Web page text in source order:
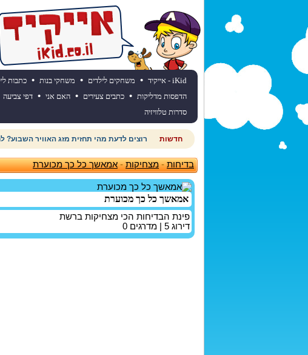
iKid - אייקיד • משחקים לילדים • משחקי בנות • כתבות
הדפסות מדליקות • כתבים צעירים • האם אני • דפי צביעה
סדרות טלוויזיה
חדשות רוצים לדעת מהי תחזית מזג האוויר השבוע?
בדיחות-מצחיקות-אמאשך כל כך מכוערת
אמאשך כל כך מכוערת
פינת הבדיחות הכי מצחיקות ברשת
דירוג 5 | מדרגים 0